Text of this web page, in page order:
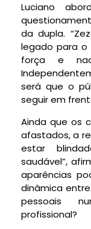
Luciano
da dupla.
legado para o
força e
será que o
seguir em
Ainda que os
afastados, a
estar
saudável”,
aparências
dinâmica
pessoais
profissional?